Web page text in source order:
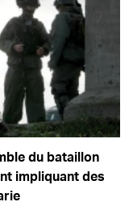
du bataillon
impliquant des